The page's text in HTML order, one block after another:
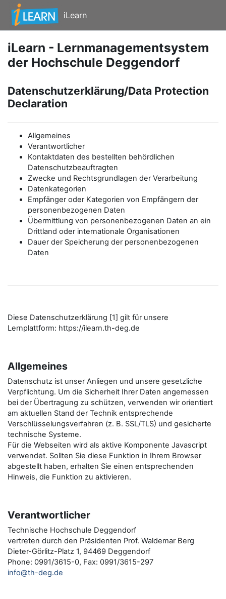
Zum Hauptinhalt
iLearn
iLearn - Lernmanagementsystem
der Hochschule Deggendorf
Datenschutzerklärung/Data Protection
Declaration
Allgemeines
Verantwortlicher
Kontaktdaten des bestellten behördlichen
Datenschutzbeauftragten
Zwecke und Rechtsgrundlagen der Verarbeitung
Datenkategorien
Empfänger oder Kategorien von Empfängern der
personenbezogenen Daten
Übermittlung von personenbezogenen Daten an ein
Drittland oder internationale Organisationen
Dauer der Speicherung der personenbezogenen
Daten
Diese Datenschutzerklärung [1] gilt für unsere
Lernplattform: https://ilearn.th-deg.de
Allgemeines
Datenschutz ist unser Anliegen und unsere gesetzliche
Verpflichtung. Um die Sicherheit Ihrer Daten angemessen
bei der Übertragung zu schützen, verwenden wir orientiert
am aktuellen Stand der Technik entsprechende
Verschlüsselungsverfahren (z. B. SSL/TLS) und gesicherte
technische Systeme.
Für die Webseiten wird als aktive Komponente Javascript
verwendet. Sollten Sie diese Funktion in Ihrem Browser
abgestellt haben, erhalten Sie einen entsprechenden
Hinweis, die Funktion zu aktivieren.
Verantwortlicher
Technische Hochschule Deggendorf
vertreten durch den Präsidenten Prof. Waldemar Berg
Dieter-Görlitz-Platz 1, 94469 Deggendorf
Phone: 0991/3615-0, Fax: 0991/3615-297
info@th-deg.de